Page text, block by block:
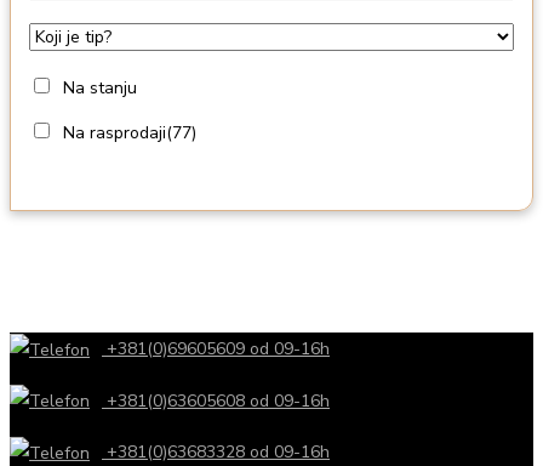
Na stanju
Na rasprodaji(77)
+381(0)69605609 od 09-16h
+381(0)63605608 od 09-16h
+381(0)63683328 od 09-16h